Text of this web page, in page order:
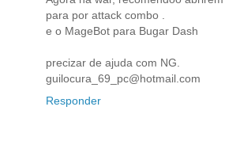
para por attack combo .
e o MageBot para Bugar Dash
precizar de ajuda com NG.
guilocura_69_pc@hotmail.com
Responder